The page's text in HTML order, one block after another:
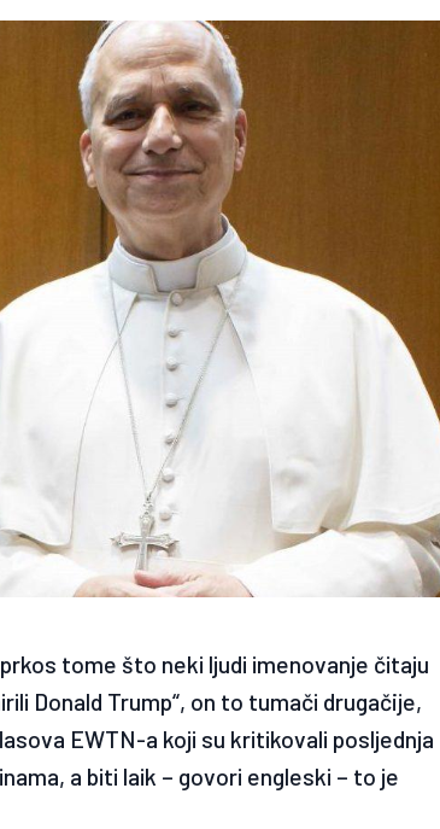
tome što neki ljudi imenovanje čitaju
Donald Trump“, on to tumači drugačije,
EWTN-a koji su kritikovali posljednja
a biti laik – govori engleski – to je